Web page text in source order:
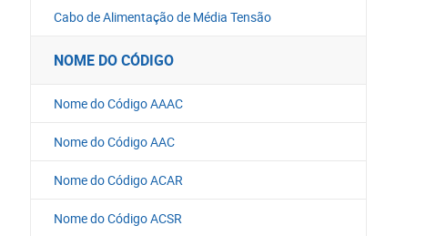
Cabo de Alimentação de Média Tensão
NOME DO CÓDIGO
Nome do Código AAAC
Nome do Código AAC
Nome do Código ACAR
Nome do Código ACSR